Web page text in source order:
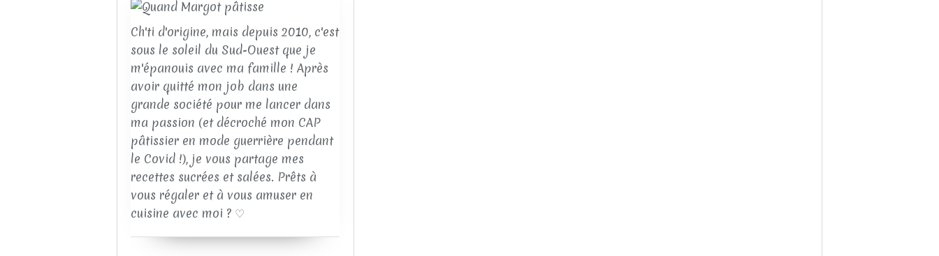
Ch'ti d'origine, mais depuis 2010, c'est
sous le soleil du Sud-Ouest que je
m'épanouis avec ma famille ! Après
avoir quitté mon job dans une
grande société pour me lancer dans
ma passion (et décroché mon CAP
pâtissier en mode guerrière pendant
le Covid !), je vous partage mes
recettes sucrées et salées. Prêts à
vous régaler et à vous amuser en
cuisine avec moi ? ♡